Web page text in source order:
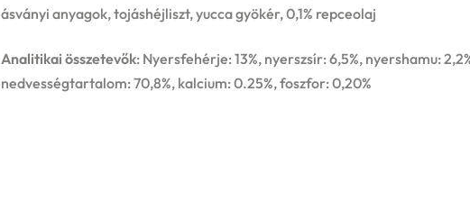
ásványi anyagok, tojáshéjliszt, yucca gyökér, 0,1% repceolaj
Analitikai összetevők: Nyersfehérje: 13%, nyerszsír: 6,5%, nyershamu:
nedvességtartalom: 70,8%, kalcium: 0.25%, foszfor: 0,20%